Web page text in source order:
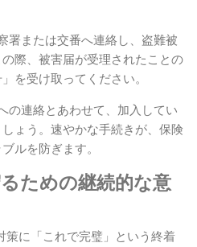
署または交番へ連絡し、盗難被
際、被害届が受理されたことの
を受け取ってください。
の連絡とあわせて、加入してい
ょう。速やかな手続きが、保険
ルを防ぎます。
ための継続的な意
策に「これで完璧」という終着